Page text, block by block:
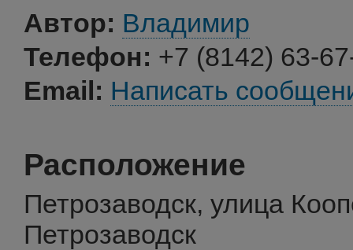
Автор: Владимир
Телефон: +7 (8142) 63-
Email: Написать
Расположение
Петрозаводск, улица
Петрозаводск